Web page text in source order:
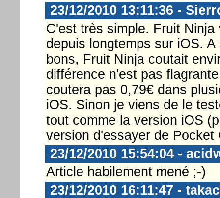
23/12/2010 13:11:36 -
C'est très simple. Fruit
depuis longtemps sur iOS.
bons, Fruit Ninja coutait
différence n'est pas
coutera pas 0,79€ dans
iOS. Sinon je viens de le
tout comme la version iOS
version d'essayer de
23/12/2010 15:54:04 -
Article habilement mené ;-)
23/12/2010 16:11:47 -